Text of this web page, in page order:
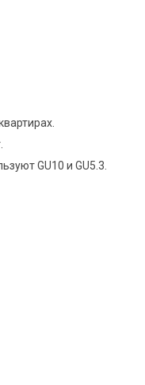
GU10 и GU5.3.